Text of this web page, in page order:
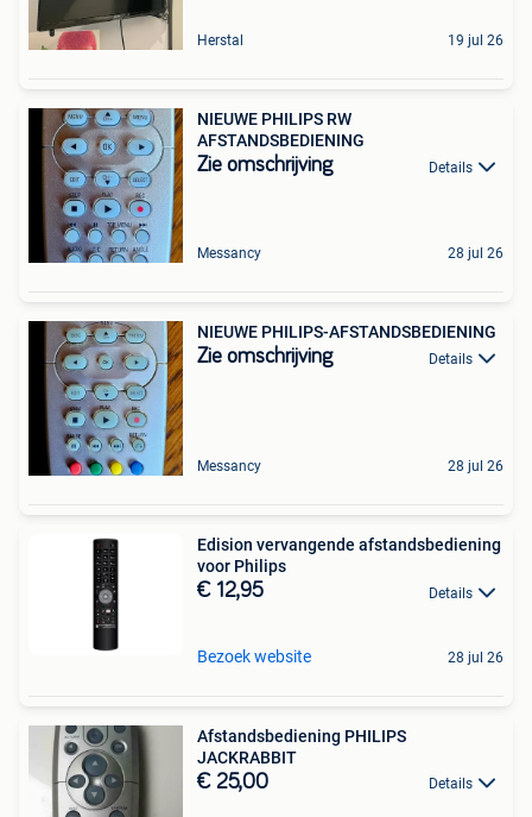
Herstal 19 jul 26
NIEUWE PHILIPS RW
AFSTANDSBEDIENING
Zie omschrijving Details
Messancy 28 jul 26
NIEUWE PHILIPS-AFSTANDSBEDIENING
Zie omschrijving Details
Messancy 28 jul 26
Edision vervangende afstandsbediening
voor Philips
€ 12,95 Details
Bezoek website 28 jul 26
Afstandsbediening PHILIPS
JACKRABBIT
€ 25,00 Details